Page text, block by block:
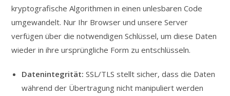
kryptografische Algorithmen in einen unlesbaren Code
umgewandelt. Nur Ihr Browser und unsere Server
verfügen über die notwendigen Schlüssel, um diese Daten
wieder in ihre ursprüngliche Form zu entschlüsseln.
Datenintegrität: SSL/TLS stellt sicher, dass die Daten
während der Übertragung nicht manipuliert werden